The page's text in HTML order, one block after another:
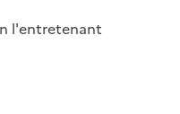
l'entretenant